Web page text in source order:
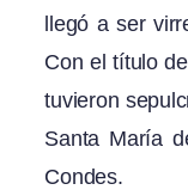
llegó a ser
Con el título
tuvieron
Santa María
Condes.